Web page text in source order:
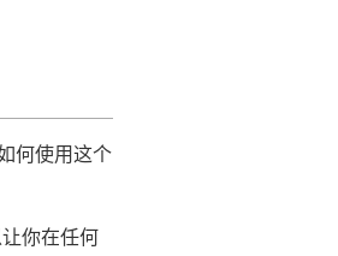
何使用这个
你在任何